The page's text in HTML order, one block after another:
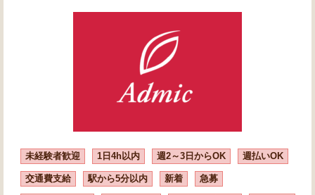
未経験者歓迎 1日4h以内 週2～3日からOK 週払いOK
交通費支給 駅から5分以内 新着 急募